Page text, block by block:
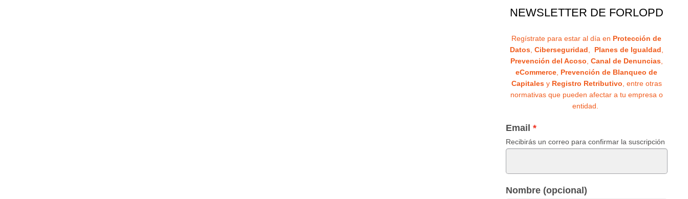
NEWSLETTER DE FORLOPD
Regístrate para estar al día en Protección de
Datos, Ciberseguridad, Planes de Igualdad,
Prevención del Acoso, Canal de Denuncias,
eCommerce, Prevención de Blanqueo de
Capitalesy Registro Retributivo, entre otras
normativas que pueden afectar a tu empresa o
entidad.
Email
Recibirás un correo para confirmar la suscripción
Nombre (opcional)